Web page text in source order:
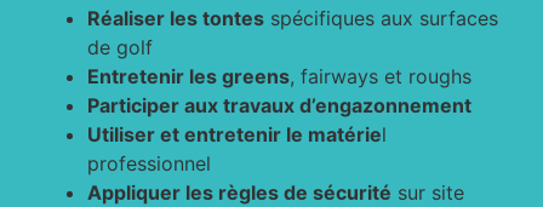
Réaliser les tontes spécifiques aux surfaces
de golf
Entretenir les greens, fairways et roughs
Participer aux travaux d’engazonnement
Utiliser et entretenir le matériel
professionnel
Appliquer les règles de sécurité sur site